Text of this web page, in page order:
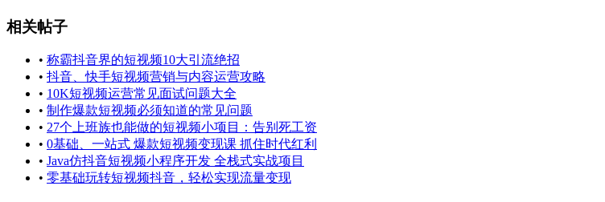
相关帖子
• 称霸抖音界的短视频10大引流绝招
• 抖音、快手短视频营销与内容运营攻略
• 10K短视频运营常见面试问题大全
• 制作爆款短视频必须知道的常见问题
• 27个上班族也能做的短视频小项目：告别死工资
• 0基础、一站式 爆款短视频变现课 抓住时代红利
• Java仿抖音短视频小程序开发 全栈式实战项目
• 零基础玩转短视频抖音，轻松实现流量变现